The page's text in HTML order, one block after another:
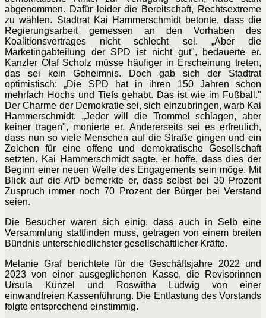
abgenommen. Dafür leider die Bereitschaft, Rechtsextreme
zu wählen. Stadtrat Kai Hammerschmidt betonte, dass die
Regierungsarbeit gemessen an den Vorhaben des
Koalitionsvertrages nicht schlecht sei. „Aber die
Marketingabteilung der SPD ist nicht gut", bedauerte er.
Kanzler Olaf Scholz müsse häufiger in Erscheinung treten,
das sei kein Geheimnis. Doch gab sich der Stadtrat
optimistisch: „Die SPD hat in ihren 150 Jahren schon
mehrfach Hochs und Tiefs gehabt. Das ist wie im Fußball."
Der Charme der Demokratie sei, sich einzubringen, warb Kai
Hammerschmidt. „Jeder will die Trommel schlagen, aber
keiner tragen", monierte er. Andererseits sei es erfreulich,
dass nun so viele Menschen auf die Straße gingen und ein
Zeichen für eine offene und demokratische Gesellschaft
setzten. Kai Hammerschmidt sagte, er hoffe, dass dies der
Beginn einer neuen Welle des Engagements sein möge. Mit
Blick auf die AfD bemerkte er, dass selbst bei 30 Prozent
Zuspruch immer noch 70 Prozent der Bürger bei Verstand
seien.
Die Besucher waren sich einig, dass auch in Selb eine
Versammlung stattfinden muss, getragen von einem breiten
Bündnis unterschiedlichster gesellschaftlicher Kräfte.
Melanie Graf berichtete für die Geschäftsjahre 2022 und
2023 von einer ausgeglichenen Kasse, die Revisorinnen
Ursula Künzel und Roswitha Ludwig von einer
einwandfreien Kassenführung. Die Entlastung des Vorstands
folgte entsprechend einstimmig.